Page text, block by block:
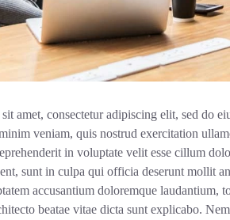
amet, consectetur adipiscing elit, sed do
veniam, quis nostrud exercitation
in voluptate velit esse cillum
sunt in culpa qui officia deserunt mollit
accusantium doloremque laudantium,
beatae vitae dicta sunt explicabo.